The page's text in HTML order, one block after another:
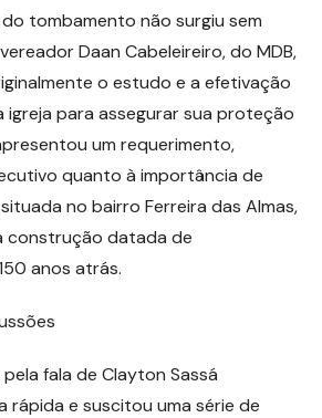
tombamento não surgiu sem
Daan Cabeleireiro, do MDB,
o estudo e a efetivação
para assegurar sua proteção
um requerimento,
quanto à importância de
no bairro Ferreira das Almas,
construção datada de
anos atrás.
fala de Clayton Sassá
rápida e suscitou uma série de